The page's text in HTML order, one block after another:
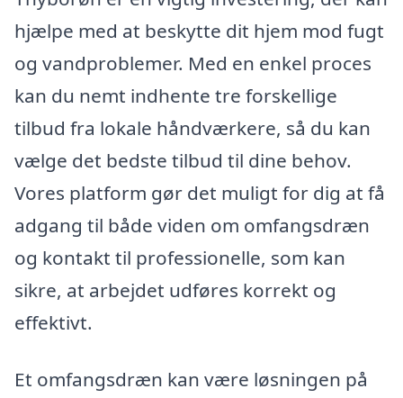
hjælpe med at beskytte dit hjem mod fugt
og vandproblemer. Med en enkel proces
kan du nemt indhente tre forskellige
tilbud fra lokale håndværkere, så du kan
vælge det bedste tilbud til dine behov.
Vores platform gør det muligt for dig at få
adgang til både viden om omfangsdræn
og kontakt til professionelle, som kan
sikre, at arbejdet udføres korrekt og
effektivt.
Et omfangsdræn kan være løsningen på